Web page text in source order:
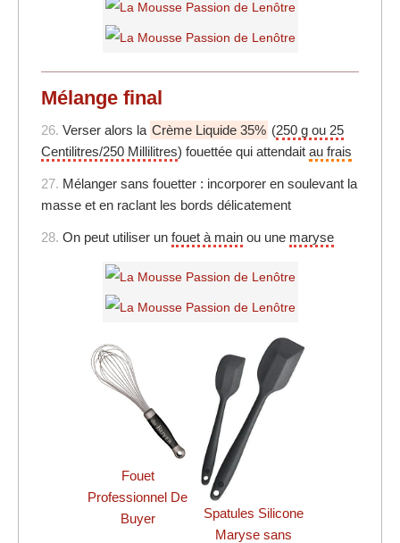
Mélange final
26. Verser alors la Crème Liquide 35% (250 g ou 25
Centilitres/250 Millilitres) fouettée qui attendait au frais
27. Mélanger sans fouetter : incorporer en soulevant la
masse et en raclant les bords délicatement
28. On peut utiliser un fouet à main ou une maryse
Fouet
Professionnel De
Buyer
Spatules Silicone
Maryse sans